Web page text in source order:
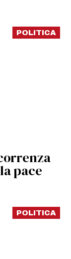
POLITICA
pace
POLITICA